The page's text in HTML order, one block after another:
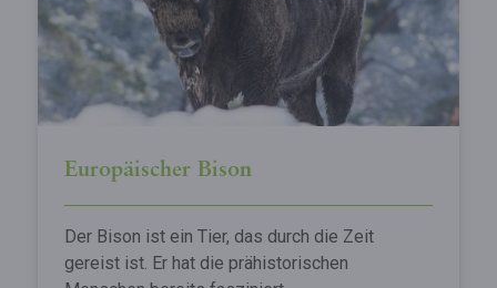
Europäischer Bison
Der Bison ist ein Tier, das durch die Zeit
gereist ist. Er hat die prähistorischen